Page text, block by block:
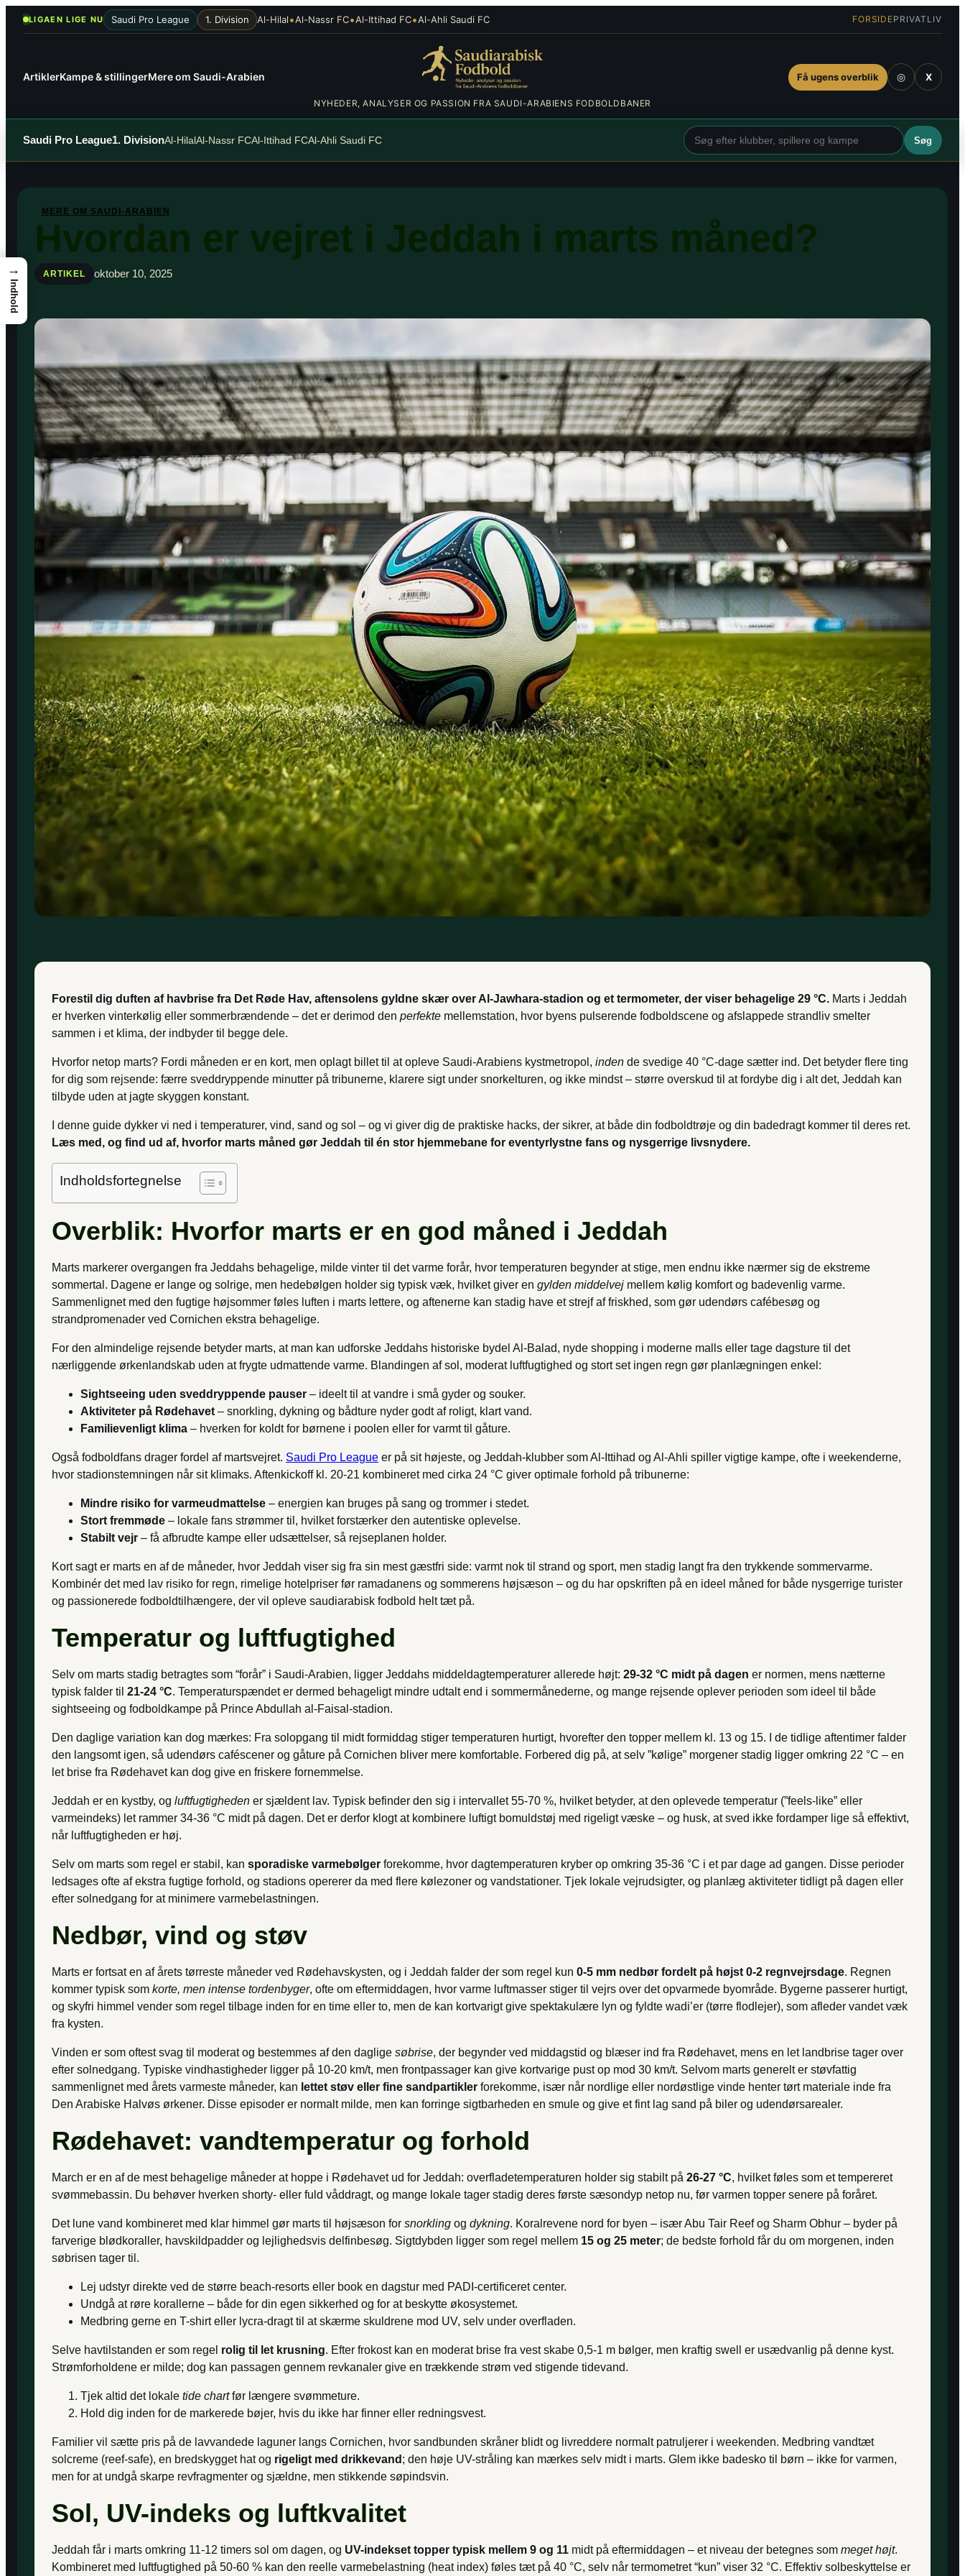
SpringLIGAEN LIGE NU Saudi Pro League 1. Division Al-Hilal•Al-Nassr FC•Al-Ittihad FC•Al-Ahli Saudi FC FORSIDEPRIVATLIV
ArtiklerKampe & stillingerMere om Saudi-Arabien
NYHEDER, ANALYSER OG PASSION FRA SAUDI-ARABIENS FODBOLDBANER
Få ugens overblik ◎ X
Saudi Pro League1. DivisionAl-HilalAl-Nassr FCAl-Ittihad FCAl-Ahli Saudi FC Søg
MERE OM SAUDI-ARABIEN
Hvordan er vejret i Jeddah i marts måned?
ARTIKEL oktober 10, 2025
Forestil dig duften af havbrise fra Det Røde Hav, aftensolens gyldne skær over Al-Jawhara-stadion og et termometer, der viser behagelige 29 °C. Marts i Jeddah
er hverken vinterkølig eller sommerbrændende – det er derimod den perfekte mellemstation, hvor byens pulserende fodboldscene og afslappede strandliv smelter
sammen i et klima, der indbyder til begge dele.
Hvorfor netop marts? Fordi måneden er en kort, men oplagt billet til at opleve Saudi-Arabiens kystmetropol, inden de svedige 40 °C-dage sætter ind. Det betyder flere ting
for dig som rejsende: færre sveddryppende minutter på tribunerne, klarere sigt under snorkelturen, og ikke mindst – større overskud til at fordybe dig i alt det, Jeddah kan
tilbyde uden at jagte skyggen konstant.
I denne guide dykker vi ned i temperaturer, vind, sand og sol – og vi giver dig de praktiske hacks, der sikrer, at både din fodboldtrøje og din badedragt kommer til deres ret.
Læs med, og find ud af, hvorfor marts måned gør Jeddah til én stor hjemmebane for eventyrlystne fans og nysgerrige livsnydere.
Indholdsfortegnelse
Overblik: Hvorfor marts er en god måned i Jeddah
Marts markerer overgangen fra Jeddahs behagelige, milde vinter til det varme forår, hvor temperaturen begynder at stige, men endnu ikke nærmer sig de ekstreme
sommertal. Dagene er lange og solrige, men hedebølgen holder sig typisk væk, hvilket giver en gylden middelvej mellem kølig komfort og badevenlig varme.
Sammenlignet med den fugtige højsommer føles luften i marts lettere, og aftenerne kan stadig have et strejf af friskhed, som gør udendørs café­besøg og
strandpromenader ved Cornichen ekstra behagelige.
For den almindelige rejsende betyder marts, at man kan udforske Jeddahs historiske bydel Al-Balad, nyde shopping i moderne malls eller tage dagsture til det
nærliggende ørkenlandskab uden at frygte udmattende varme. Blandingen af sol, moderat luftfugtighed og stort set ingen regn gør planlægningen enkel:
Sightseeing uden sveddryppende pauser – ideelt til at vandre i små gyder og souker.
Aktiviteter på Rødehavet – snorkling, dykning og bådture nyder godt af roligt, klart vand.
Familievenligt klima – hverken for koldt for børnene i poolen eller for varmt til gåture.
Også fodboldfans drager fordel af martsvejret. Saudi Pro League er på sit højeste, og Jeddah-klubber som Al-Ittihad og Al-Ahli spiller vigtige kampe, ofte i weekenderne,
hvor stadionstemningen når sit klimaks. Aften­kickoff kl. 20-21 kombineret med cirka 24 °C giver optimale forhold på tribunerne:
Mindre risiko for varmeudmattelse – energien kan bruges på sang og trommer i stedet.
Stort fremmøde – lokale fans strømmer til, hvilket forstærker den autentiske oplevelse.
Stabilt vejr – få afbrudte kampe eller udsættelser, så rejseplanen holder.
Kort sagt er marts en af de måneder, hvor Jeddah viser sig fra sin mest gæstfri side: varmt nok til strand og sport, men stadig langt fra den trykkende sommervarme.
Kombinér det med lav risiko for regn, rimelige hotelpriser før ramadanens og sommerens højsæson – og du har opskriften på en ideel måned for både nysgerrige turister
og passionerede fodboldtilhængere, der vil opleve saudiarabisk fodbold helt tæt på.
Temperatur og luftfugtighed
Selv om marts stadig betragtes som “forår” i Saudi-Arabien, ligger Jeddahs middeldagtemperaturer allerede højt: 29-32 °C midt på dagen er normen, mens nætterne
typisk falder til 21-24 °C. Temperaturspændet er dermed behageligt mindre udtalt end i sommermånederne, og mange rejsende oplever perioden som ideel til både
sightseeing og fodboldkampe på Prince Abdullah al-Faisal-stadion.
Den daglige variation kan dog mærkes: Fra solopgang til midt formiddag stiger temperaturen hurtigt, hvorefter den topper mellem kl. 13 og 15. I de tidlige aftentimer falder
den langsomt igen, så udendørs caféscener og gåture på Cornichen bliver mere komfortable. Forbered dig på, at selv ”kølige” morgener stadig ligger omkring 22 °C – en
let brise fra Rødehavet kan dog give en friskere fornemmelse.
Jeddah er en kystby, og luftfugtigheden er sjældent lav. Typisk befinder den sig i intervallet 55-70 %, hvilket betyder, at den oplevede temperatur (”feels-like” eller
varmeindeks) let rammer 34-36 °C midt på dagen. Det er derfor klogt at kombinere luftigt bomuldstøj med rigeligt væske – og husk, at sved ikke fordamper lige så effektivt,
når luftfugtigheden er høj.
Selv om marts som regel er stabil, kan sporadiske varmebølger forekomme, hvor dagtemperaturen kryber op omkring 35-36 °C i et par dage ad gangen. Disse perioder
ledsages ofte af ekstra fugtige forhold, og stadions opererer da med flere kølezoner og vandstationer. Tjek lokale vejrudsigter, og planlæg aktiviteter tidligt på dagen eller
efter solnedgang for at minimere varmebelastningen.
Nedbør, vind og støv
Marts er fortsat en af årets tørreste måneder ved Rødehavskysten, og i Jeddah falder der som regel kun 0-5 mm nedbør fordelt på højst 0-2 regnvejrsdage. Regnen
kommer typisk som korte, men intense tordenbyger, ofte om eftermiddagen, hvor varme luftmasser stiger til vejrs over det opvarmede byområde. Bygerne passerer hurtigt,
og skyfri himmel vender som regel tilbage inden for en time eller to, men de kan kortvarigt give spektakulære lyn og fyldte wadi’er (tørre flodlejer), som afleder vandet væk
fra kysten.
Vinden er som oftest svag til moderat og bestemmes af den daglige søbrise, der begynder ved middagstid og blæser ind fra Rødehavet, mens en let landbrise tager over
efter solnedgang. Typiske vindhastigheder ligger på 10-20 km/t, men frontpassager kan give kortvarige pust op mod 30 km/t. Selvom marts generelt er støvfattig
sammenlignet med årets varmeste måneder, kan lettet støv eller fine sandpartikler forekomme, især når nordlige eller nordøstlige vinde henter tørt materiale inde fra
Den Arabiske Halvøs ørkener. Disse episoder er normalt milde, men kan forringe sigtbarheden en smule og give et fint lag sand på biler og udendørsarealer.
Rødehavet: vandtemperatur og forhold
March er en af de mest behagelige måneder at hoppe i Rødehavet ud for Jeddah: overflade­temperaturen holder sig stabilt på 26-27 °C, hvilket føles som et tempereret
svømmebassin. Du behøver hverken shorty- eller fuld våddragt, og mange lokale tager stadig deres første sæsondyp netop nu, før varmen topper senere på foråret.
Det lune vand kombineret med klar himmel gør marts til højsæson for snorkling og dykning. Koralrevene nord for byen – især Abu Tair Reef og Sharm Obhur – byder på
farverige blødkoraller, havskildpadder og lejlighedsvis delfinbesøg. Sigtdybden ligger som regel mellem 15 og 25 meter; de bedste forhold får du om morgenen, inden
søbrisen tager til.
Lej udstyr direkte ved de større beach-resorts eller book en dagstur med PADI-certificeret center.
Undgå at røre korallerne – både for din egen sikkerhed og for at beskytte økosystemet.
Medbring gerne en T-shirt eller lycra-dragt til at skærme skuldrene mod UV, selv under overfladen.
Selve havtilstanden er som regel rolig til let krusning. Efter frokost kan en moderat brise fra vest skabe 0,5-1 m bølger, men kraftig swell er usædvanlig på denne kyst.
Strømforholdene er milde; dog kan passagen gennem revkanaler give en trækkende strøm ved stigende tidevand.
Tjek altid det lokale tide chartfør længere svømmeture.
Hold dig inden for de markerede bøjer, hvis du ikke har finner eller redningsvest.
Familier vil sætte pris på de lavvandede laguner langs Cornichen, hvor sandbunden skråner blidt og livreddere normalt patruljerer i weekenden. Medbring vandtæt
solcreme (reef-safe), en bredskygget hat og rigeligt med drikkevand ; den høje UV-stråling kan mærkes selv midt i marts. Glem ikke badesko til børn – ikke for varmen,
men for at undgå skarpe revfragmenter og sjældne, men stikkende søpindsvin.
Sol, UV-indeks og luftkvalitet
Jeddah får i marts omkring 11-12 timers sol om dagen, og UV-indekset topper typisk mellem 9 og 11 midt på eftermiddagen – et niveau der betegnes som meget højt.
Kombineret med luftfugtighed på 50-60 % kan den reelle varmebelastning (heat index) føles tæt på 40 °C, selv når termometret “kun” viser 32 °C. Effektiv solbeskyttelse er
→
Indhold